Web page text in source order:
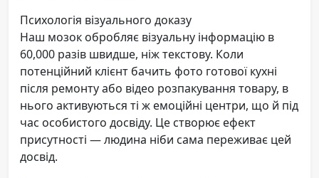
Психологія візуального доказу
Наш мозок обробляє візуальну інформацію в
60,000 разів швидше, ніж текстову. Коли
потенційний клієнт бачить фото готової кухні
після ремонту або відео розпакування товару, в
нього активуються ті ж емоційні центри, що й під
час особистого досвіду. Це створює ефект
присутності — людина ніби сама переживає цей
досвід.